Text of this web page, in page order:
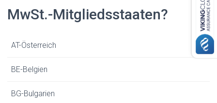
MwSt.-Mitgliedsstaaten?
AT-Österreich
BE-Belgien
BG-Bulgarien